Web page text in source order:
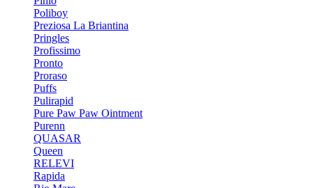
Poliboy
Preziosa La Briantina
Pringles
Profissimo
Pronto
Proraso
Puffs
Pulirapid
Pure Paw Paw Ointment
Purenn
QUASAR
Queen
RELEVI
Rapida